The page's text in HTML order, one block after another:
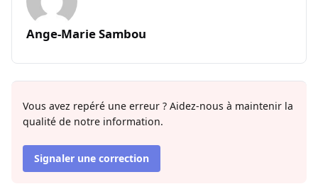
Ange-Marie Sambou
Vous avez repéré une erreur ? Aidez-nous à maintenir la
qualité de notre information.
Signaler une correction